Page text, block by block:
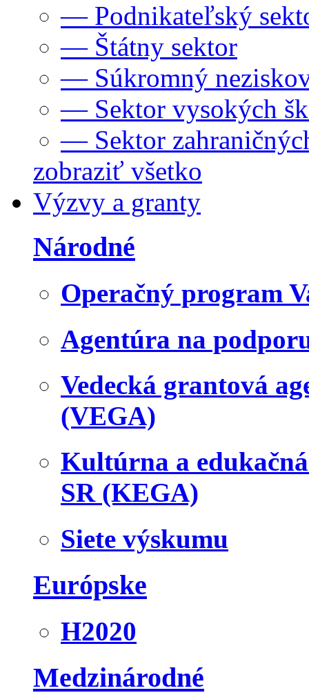
— Podnikateľský
— Štátny sektor
— Súkromný
— Sektor vysokých
— Sektor
zobraziť všetko
Výzvy a granty
Národné
Operačný program
Agentúra na
Vedecká grantová
(VEGA)
Kultúrna a
SR (KEGA)
Siete výskumu
Európske
H2020
Medzinárodné